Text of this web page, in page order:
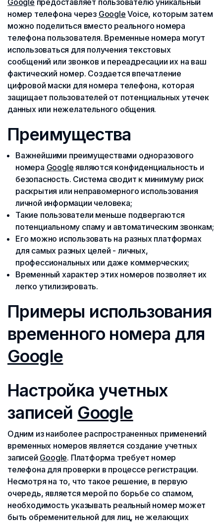
Google предоставляет пользователю уникальный
номер телефона через Google Voice, которым затем
можно поделиться вместо реального номера
телефона пользователя. Временные номера могут
использоваться для получения текстовых
сообщений или звонков и переадресации их на ваш
фактический номер. Создается впечатление
цифровой маски для номера телефона, которая
защищает пользователей от потенциальных утечек
данных или нежелательного общения.
Преимущества
Важнейшими преимуществами одноразового
номера Google являются конфиденциальность и
безопасность. Система сводит к минимуму риск
раскрытия или неправомерного использования
личной информации человека;
Такие пользователи меньше подвергаются
потенциальному спаму и автоматическим звонкам;
Его можно использовать на разных платформах
для самых разных целей - личных,
профессиональных или даже коммерческих;
Временный характер этих номеров позволяет их
легко утилизировать.
Примеры использования
временного номера для
Google
Настройка учетных
записей Google
Одним из наиболее распространенных применений
временных номеров является создание учетных
записей Google. Платформа требует номер
телефона для проверки в процессе регистрации.
Несмотря на то, что такое решение, в первую
очередь, является мерой по борьбе со спамом,
необходимость указывать реальный номер может
быть обременительной для лиц, не желающих